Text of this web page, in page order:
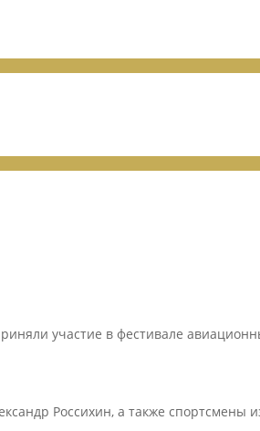
участие в фестивале
Россихин, а также спортсмены